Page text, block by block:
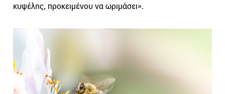
κυψέλης, προκειμένου να ωριμάσει».